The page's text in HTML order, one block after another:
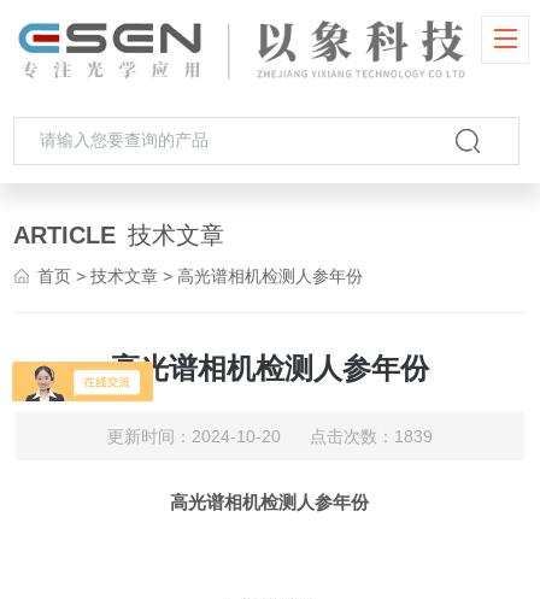
ARTICLE 技术文章
首页 >技术文章 > 高光谱相机检测人参年份
高光谱相机检测人参年份
更新时间：2024-10-20 点击次数：1839
高光谱相机检测人参年份